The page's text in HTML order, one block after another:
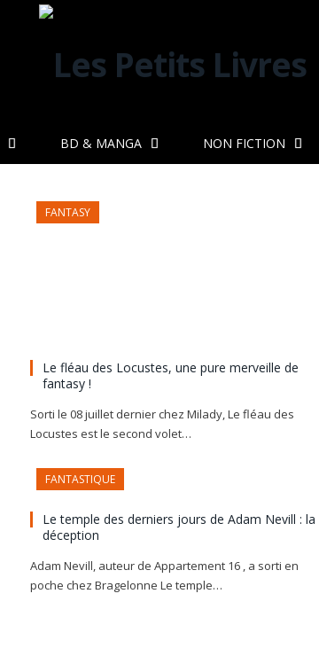
BD & MANGA NON FICTION
FANTASY
Le fléau des Locustes, une pure merveille de
fantasy !
Sorti le 08 juillet dernier chez Milady, Le fléau des
Locustes est le second volet…
FANTASTIQUE
Le temple des derniers jours de Adam Nevill : la
déception
Adam Nevill, auteur de Appartement 16 , a sorti en
poche chez Bragelonne Le temple…